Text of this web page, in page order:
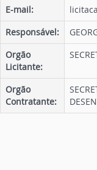
E-mail:
Responsável:
Orgão
Licitante:
Orgão
Contratante: